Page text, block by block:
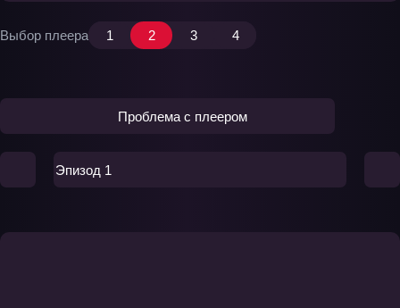
Выбор плеера 1 2 3 4
Проблема с плеером
Эпизод 1